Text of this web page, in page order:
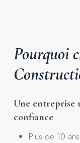
Pourquoi
Une entreprise
confiance
Plus de 10